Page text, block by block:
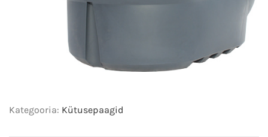
Kategooria: Kütusepaagid